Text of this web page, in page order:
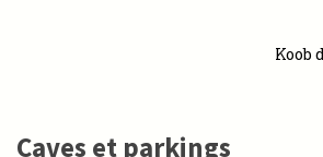
Koob
Caves et parkings